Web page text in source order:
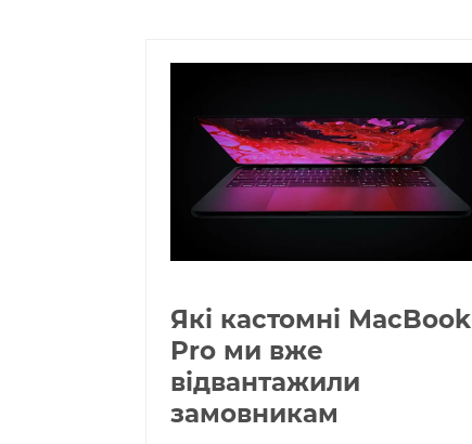
Які кастомні MacBook
Pro ми вже
відвантажили
замовникам